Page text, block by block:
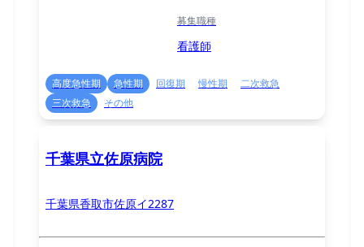
募集職種
看護師
高度急性期 急性期 回復期 慢性期
二次救急
三次救急
その他
千葉県立佐原病院
千葉県香取市佐原イ2287